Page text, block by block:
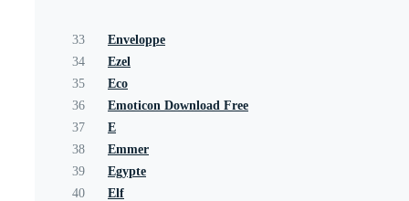
33
Enveloppe
34
Ezel
35
Eco
36
Emoticon Download Free
37
E
38
Emmer
39
Egypte
40
Elf